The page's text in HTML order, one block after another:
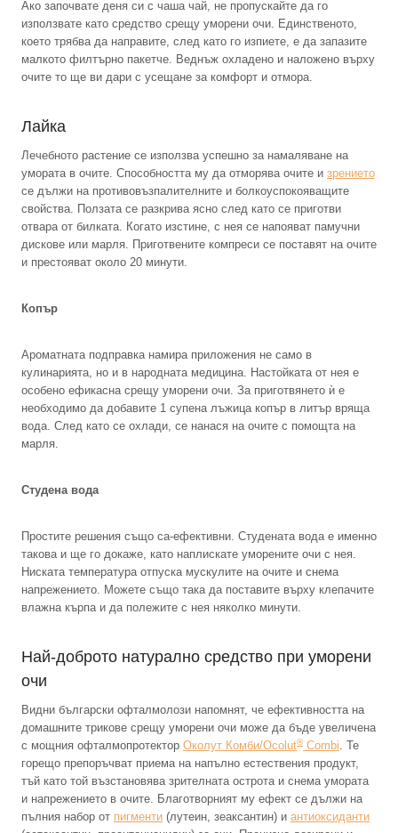
Ако започвате деня си с чаша чай, не пропускайте да го
използвате като средство срещу уморени очи. Единственото,
което трябва да направите, след като го изпиете, е да запазите
малкото филтърно пакетче. Веднъж охладено и наложено върху
очите то ще ви дари с усещане за комфорт и отмора.
Лайка
Лечебното растение се използва успешно за намаляване на
умората в очите. Способността му да отморява очите и зрението
се дължи на противовъзпалителните и болкоуспокояващите
свойства. Ползата се разкрива ясно след като се приготви
отвара от билката. Когато изстине, с нея се напояват памучни
дискове или марля. Приготвените компреси се поставят на очите
и престояват около 20 минути.
Копър
Ароматната подправка намира приложения не само в
кулинарията, но и в народната медицина. Настойката от нея е
особено ефикасна срещу уморени очи. За приготвянето ѝ е
необходимо да добавите 1 супена лъжица копър в литър вряща
вода. След като се охлади, се нанася на очите с помощта на
марля.
Студена вода
Простите решения също са-ефективни. Студената вода е именно
такова и ще го докаже, като наплискате уморените очи с нея.
Ниската температура отпуска мускулите на очите и снема
напрежението. Можете също така да поставите върху клепачите
влажна кърпа и да полежите с нея няколко минути.
Най-доброто натурално средство при уморени
очи
Видни български офталмолози напомнят, че ефективността на
домашните трикове срещу уморени очи може да бъде увеличена
с мощния офталмопротектор Околут Комби/Ocolut®Combi . Те
горещо препоръчват приема на напълно естествения продукт,
тъй като той възстановява зрителната острота и снема умората
и напрежението в очите. Благотворният му ефект се дължи на
пълния набор от пигменти (лутеин, зеаксантин) и антиоксиданти